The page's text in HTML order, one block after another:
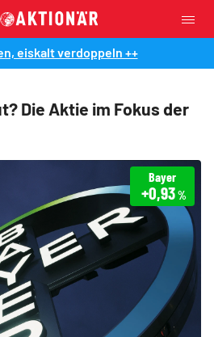
eiskalt verdoppeln ++
Die Aktie im Fokus der
Bayer
+0,93%